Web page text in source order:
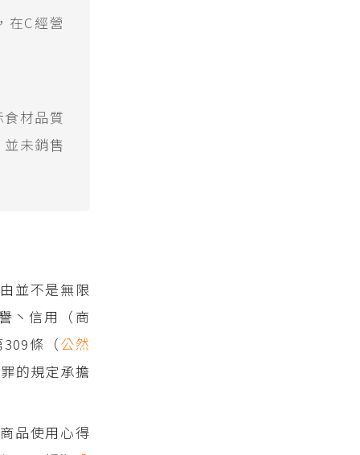
在C經營
材品質
未銷售
並不是無限
丶信用（商
309條（公然
的規定承擔
品使用心得